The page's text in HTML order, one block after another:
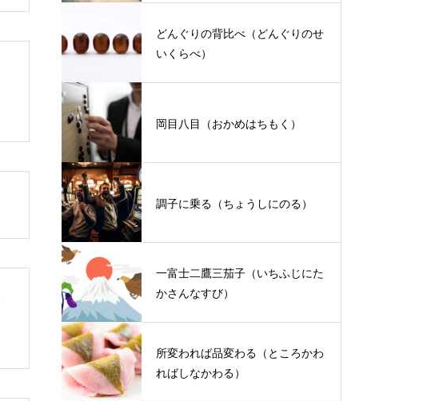
どんぐりの背比べ（どんぐりのせ
いくらべ）
岡目八目（おかめはちもく）
調子に乗る（ちょうしにのる）
一富士二鷹三茄子（いちふじにた
かさんなすび）
所変われば品変わる（ところかわ
ればしなかわる）